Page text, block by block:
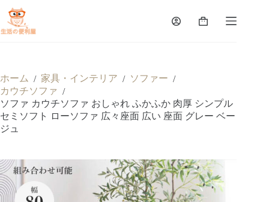
ホーム / 家具・インテリア / ソファー /
カウチソファ /
ソファ カウチソファ おしゃれ ふかふか 肉厚 シンプル
セミソフト ローソファ 広々座面 広い 座面 グレー ベー
ジュ